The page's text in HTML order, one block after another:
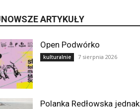
ARTYKUŁY
Open Podwórko
kulturalnie 7 sierpnia 2026
Polanka Redłowska jednak